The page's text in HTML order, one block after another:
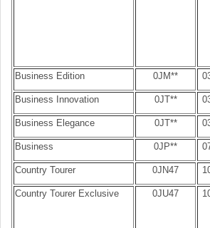
Business Edition 0JM**
Business Innovation 0JT**
Business Elegance 0JT**
Business 0JP**
Country Tourer 0JN47
Country Tourer Exclusive 0JU47